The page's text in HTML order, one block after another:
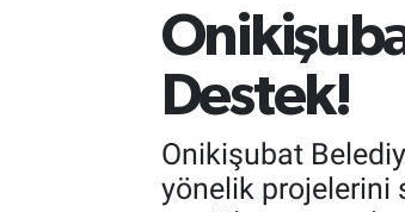
Destek!
Onikişubat
yönelik projelerini
Trafik Durumu
TFF 2.Lig Kırmızı Grup Puan
Tüm Manşetler